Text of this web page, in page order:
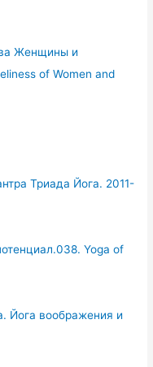
Женщины и
of Women and
Триада Йога. 2011-
Yoga of
Йога воображения и